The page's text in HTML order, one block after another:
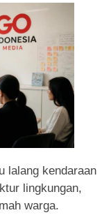
lalang kendaraan
lingkungan,
warga.